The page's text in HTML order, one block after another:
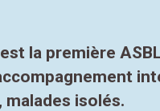
la première
isolés.